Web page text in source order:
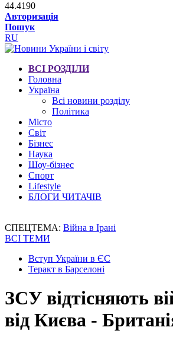
44.4190
Авторизація
Пошук
RU
ВСІ РОЗДІЛИ
Головна
Україна
Всі новини розділу
Політика
Місто
Світ
Бізнес
Наука
Шоу-бізнес
Спорт
Lifestyle
БЛОГИ ЧИТАЧІВ
СПЕЦТЕМА: Війна в Ірані
ВСІ ТЕМИ
Вступ України в ЄС
Теракт в Барселоні
ЗСУ відтісняють
від Києва -